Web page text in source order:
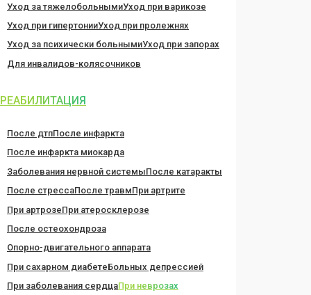
Уход за тяжелобольнымиУход при варикозе
Уход при гипертонииУход при пролежнях
Уход за психически больнымиУход при запорах
Для инвалидов-колясочников
РЕАБИЛИТАЦИЯ
После дтпПосле инфаркта
После инфаркта миокарда
Заболевания нервной системыПосле катаракты
После стрессаПосле травмПри артрите
При артрозеПри атеросклерозе
После остеохондроза
Опорно-двигательного аппарата
При сахарном диабетеБольных депрессией
При заболевания сердцаПри неврозах